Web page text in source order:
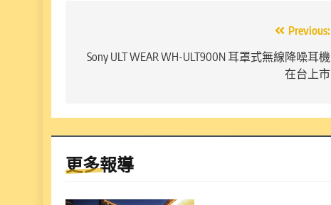
章
Previous:
Sony ULT WEAR WH-ULT900N 耳罩式無線降噪耳機
在台上市
更多報導